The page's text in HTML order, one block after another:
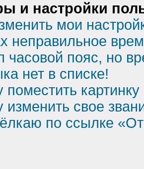
и настройки
мои
неправильное
часовой пояс, но
нет в списке!
поместить
изменить свое
по ссылке